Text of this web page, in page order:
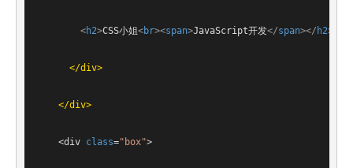
<h2>CSS小姐<br><span>JavaScript开发</span></ h2>
</div>
</div>
<div class="box">